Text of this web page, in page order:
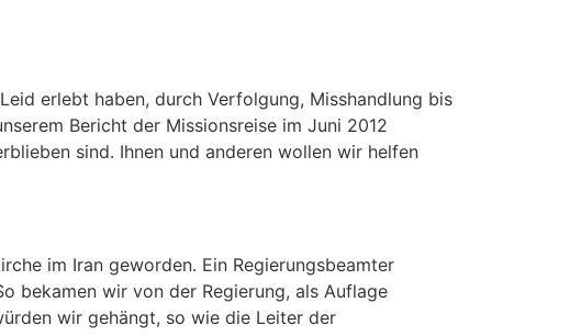
erlebt haben, durch Verfolgung, Misshandlung bis
Bericht der Missionsreise im Juni 2012
sind. Ihnen und anderen wollen wir helfen
im Iran geworden. Ein Regierungsbeamter
bekamen wir von der Regierung, als Auflage
wir gehängt, so wie die Leiter der